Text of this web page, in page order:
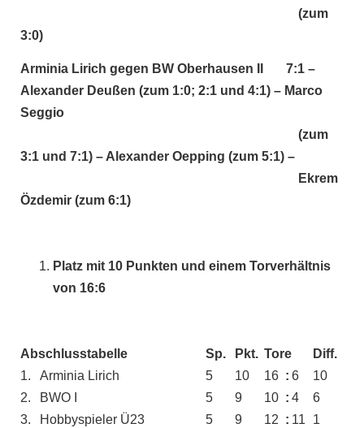
(zum
3:0)
Arminia Lirich gegen BW Oberhausen II 7:1 –
Alexander Deußen (zum 1:0; 2:1 und 4:1) – Marco
Seggio
(zum
3:1 und 7:1) – Alexander Oepping (zum 5:1) –
Ekrem
Özdemir (zum 6:1)
Platz mit 10 Punkten und einem Torverhältnis
von 16:6
Abschlusstabelle Sp. Pkt. Tore
Diff.
1.
Arminia Lirich 5 10 16 : 6
10
2.
BWO I 5 9 10 : 4
6
3.
Hobbyspieler Ü23 5 9 12 : 11
1